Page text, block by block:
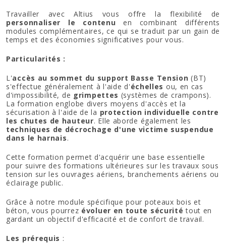
Travailler avec Altius vous offre la flexibilité de
personnaliser le contenu en combinant différents
modules complémentaires, ce qui se traduit par un gain de
temps et des économies significatives pour vous.
Particularités :
L'accès au sommet du support Basse Tension (BT)
s'effectue généralement à l'aide d'échelles ou, en cas
d'impossibilité, de grimpettes (systèmes de crampons).
La formation englobe divers moyens d'accès et la
sécurisation à l'aide de la protection individuelle contre
les chutes de hauteur. Elle aborde également les
techniques de décrochage d'une victime suspendue
dans le harnais.
Cette formation permet d'acquérir une base essentielle
pour suivre des formations ultérieures sur les travaux sous
tension sur les ouvrages aériens, branchements aériens ou
éclairage public.
Grâce à notre module spécifique pour poteaux bois et
béton, vous pourrez évoluer en toute sécurité tout en
gardant un objectif d'efficacité et de confort de travail.
Les prérequis :